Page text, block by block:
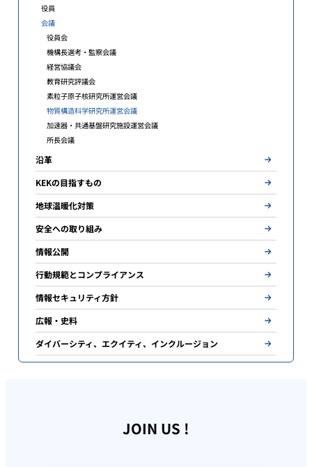
役員
会議
役員会
機構長選考・監察会議
経営協議会
教育研究評議会
素粒子原子核研究所運営会議
物質構造科学研究所運営会議
加速器・共通基盤研究施設運営会議
所長会議
沿革
KEKの目指すもの
地球温暖化対策
安全への取り組み
情報公開
行動規範とコンプライアンス
情報セキュリティ方針
広報・史料
ダイバーシティ、エクイティ、インクルージョン
JOIN US !